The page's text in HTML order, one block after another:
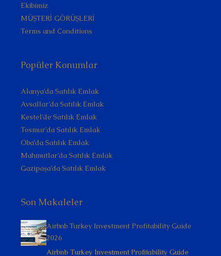
Ekibimiz
MÜŞTERİ GÖRÜŞLERİ
Terms and Conditions
Popüler Konumlar
Alanya’da Satılık Emlak
Avsallar’da Satılık Emlak
Kestel’de Satılık Emlak
Tosmur’da Satılık Emlak
Oba’da Satılık Emlak
Mahmutlar’da Satılık Emlak
Gazipaşa’da Satılık Emlak
Son Makaleler
Airbnb Turkey Investment Profitability Guide
2026
Airbnb Turkey Investment Profitability Guide